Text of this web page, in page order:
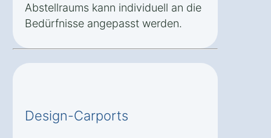
Abstellraums kann individuell an die
Bedürfnisse angepasst werden.
Design-Carports